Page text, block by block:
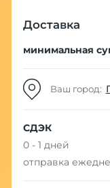
Доставка
минимальная
Ваш город:
СДЭК
0 - 1 дней
отправка